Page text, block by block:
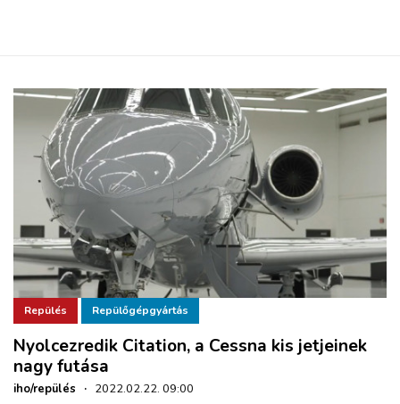
Repülés Repülőgépgyártás
Nyolcezredik Citation, a Cessna kis jetjeinek
nagy futása
iho/repülés · 2022.02.22. 09:00